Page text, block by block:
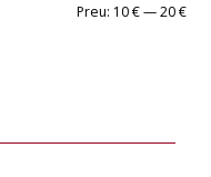
Preu: 10 €—20 €